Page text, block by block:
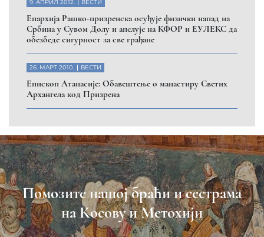
ДОНИРАЈ
Пријавите се на нашу мејл листу
Пријави се
Насловна
Манастири